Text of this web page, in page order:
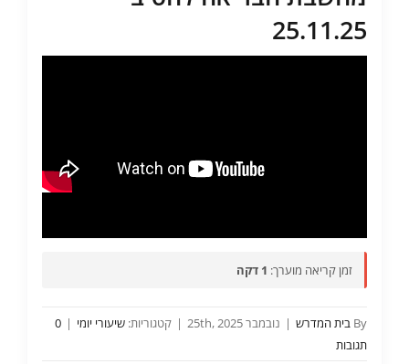
25.11.25
זמן קריאה מוערך: 1 דקה
By בית המדרש | נובמבר 25th, 2025 | קטגוריות: שיעורי יומי |
0
תגובות